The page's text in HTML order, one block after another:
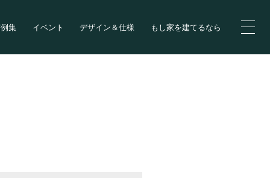
集 イベント デザイン＆仕様 もし家を建てるなら